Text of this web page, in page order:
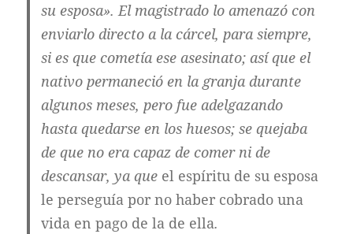
su esposa». El magistrado lo amenazó con
enviarlo directo a la cárcel, para siempre,
si es que cometía ese asesinato; así que el
nativo permaneció en la granja durante
algunos meses, pero fue adelgazando
hasta quedarse en los huesos; se quejaba
de que no era capaz de comer ni de
descansar, ya que el espíritu de su esposa
le perseguía por no haber cobrado una
vida en pago de la de ella.